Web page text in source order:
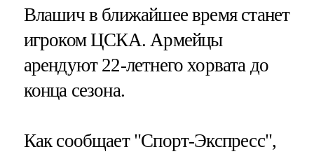
Влашич в ближайшее время станет
игроком ЦСКА. Армейцы
арендуют 22-летнего хорвата до
конца сезона.
Как сообщает "Спорт-Экспресс",